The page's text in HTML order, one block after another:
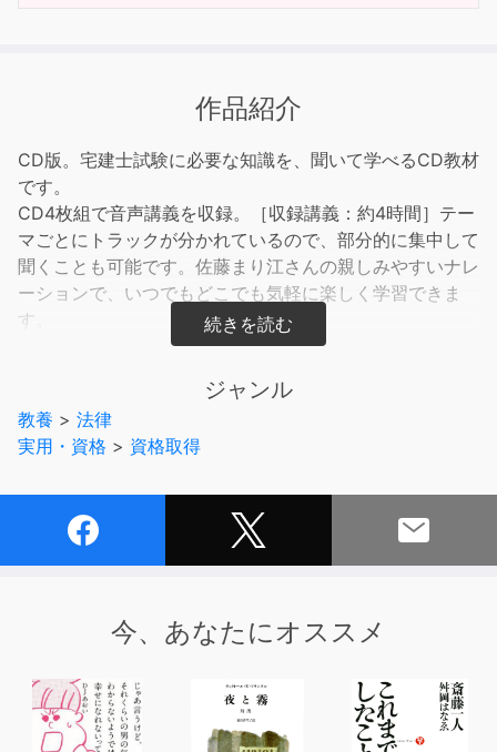
作品紹介
CD版。宅建士試験に必要な知識を、聞いて学べるCD教材
です。
CD4枚組で音声講義を収録。［収録講義：約4時間］テー
マごとにトラックが分かれているので、部分的に集中して
聞くことも可能です。佐藤まり江さんの親しみやすいナレ
ーションで、いつでもどこでも気軽に楽しく学習できま
す。
本巻は「宅建業法」編です。
ジャンル
教養 > 法律
実用・資格 > 資格取得
今、あなたにオススメ